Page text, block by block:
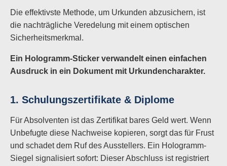
Die effektivste Methode, um Urkunden abzusichern, ist
die nachträgliche Veredelung mit einem optischen
Sicherheitsmerkmal.
Ein Hologramm-Sticker verwandelt einen einfachen
Ausdruck in ein Dokument mit Urkundencharakter.
1. Schulungszertifikate & Diplome
Für Absolventen ist das Zertifikat bares Geld wert. Wenn
Unbefugte diese Nachweise kopieren, sorgt das für Frust
und schadet dem Ruf des Ausstellers. Ein Hologramm-
Siegel signalisiert sofort: Dieser Abschluss ist registriert